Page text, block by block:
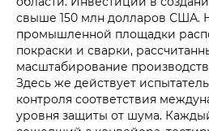
свыше 150 млн долларов США.
промышленной площадки
покраски и сварки,
масштабирование
Здесь же действует
контроля соответствия
уровня защиты от шума.